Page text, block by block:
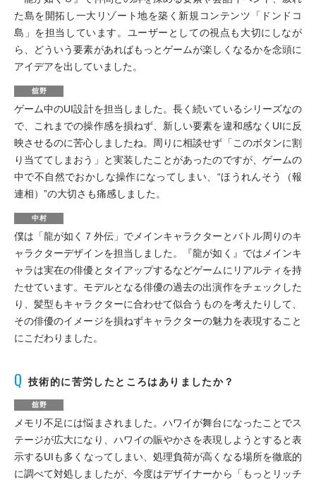
た島を開拓し一大リゾート地を築く新規コンテンツ「ドンドコ
島」を担当しています。ユーザーとしての視点も大切にしなが
ら、どういう要素があればもっとゲームが楽しくなるかを念頭に
アイデアを出していました。
舘野
ゲーム中のUI設計を担当しました。長く続いているシリーズなの
で、これまでの操作感を損ねず、新しい要素を違和感なくUIに反
映させるのに苦心しましたね。周りに相談せず「このボタンに割
り当ててしまおう」と実装したことがあったのですが、ゲームの
中で不自然でおかしな操作になってしまい、“ほうれんそう（報
連相）”の大切さも痛感しました。
中村
僕は「龍が如く７外伝」でメインキャラクターとバトル周りのキ
ャラクターデザインを担当しました。『龍が如く』ではメインキ
ャラは実在の俳優とタイアップするなどゲームにリアルティを持
たせています。モデルとなる俳優の過去の出演作をチェックした
り、髪型もキャラクターに合わせて似合うものを考えたりして、
その俳優のイメージを損ねずキャラクターの魅力を表現すること
にこだわりました。
技術的に苦労したところはありましたか？
舘野
メモリ不足には悩まされました。ハワイが舞台になったことでス
テージが広大になり、ハワイの賑やかさを表現しようとすると表
示するUIも多くなってしまい、処理負荷が高くなる場所を徹底的
に調べて対処しましたが、今度はデザイナーから「もっとリッチ